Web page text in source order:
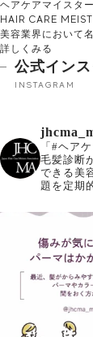
ヘアケアマイスタ
HAIR CARE
美容業界において
詳しくみる
公式イン
INSTAGRAM
「#ヘア
毛髪診断
できる美
題を定期